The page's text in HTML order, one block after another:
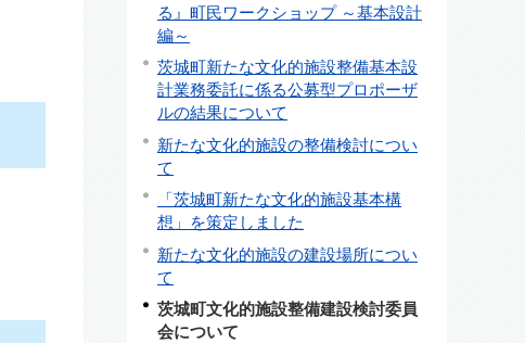
る』町民ワークショップ ～基本設計
編～
茨城町新たな文化的施設整備基本設
計業務委託に係る公募型プロポーザ
ルの結果について
新たな文化的施設の整備検討につい
て
「茨城町新たな文化的施設基本構
想」を策定しました
新たな文化的施設の建設場所につい
て
茨城町文化的施設整備建設検討委員
会について